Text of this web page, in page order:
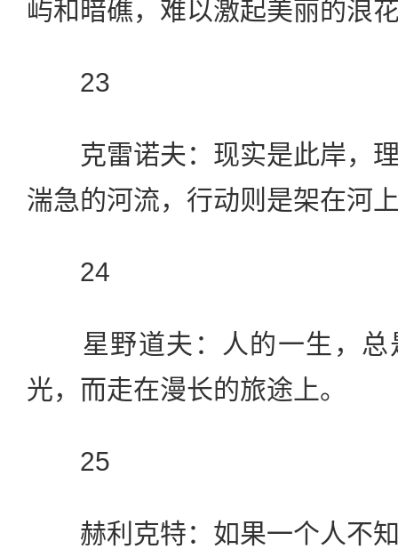
屿和暗礁，难以激起美丽的浪
23
克雷诺夫：现实是此岸，理
湍急的河流，行动则是架在河
24
星野道夫：人的一生，总
光，而走在漫长的旅途上。
25
赫利克特：如果一个人不知